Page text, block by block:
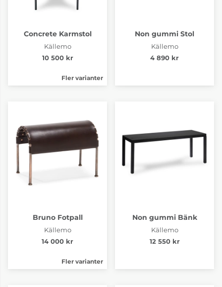
Concrete Karmstol
Källemo
10 500 kr
Fler varianter
Non gummi Stol
Källemo
4 890 kr
Bruno Fotpall
Källemo
14 000 kr
Fler varianter
Non gummi Bänk
Källemo
12 550 kr